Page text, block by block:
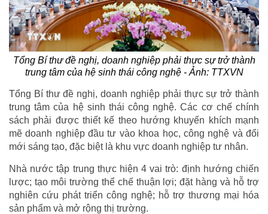
Tổng Bí thư đề nghị, doanh nghiệp phải thực sự trở thành
trung tâm của hệ sinh thái công nghệ - Ảnh: TTXVN
Tổng Bí thư đề nghị, doanh nghiệp phải thực sự trở thành
trung tâm của hệ sinh thái công nghệ. Các cơ chế chính
sách phải được thiết kế theo hướng khuyến khích mạnh
mẽ doanh nghiệp đầu tư vào khoa học, công nghệ và đổi
mới sáng tạo, đặc biệt là khu vực doanh nghiệp tư nhân.
Nhà nước tập trung thực hiện 4 vai trò: định hướng chiến
lược; tạo môi trường thể chế thuận lợi; đặt hàng và hỗ trợ
nghiên cứu phát triển công nghệ; hỗ trợ thương mại hóa
sản phẩm và mở rộng thị trường.